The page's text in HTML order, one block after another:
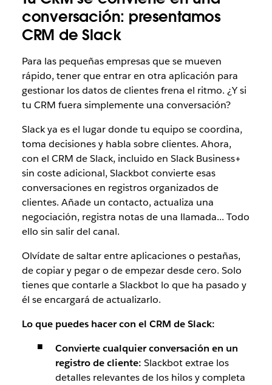
conversación: presentamos
CRM de Slack
Para las pequeñas empresas que se mueven
rápido, tener que entrar en otra aplicación para
gestionar los datos de clientes frena el ritmo. ¿Y si
tu CRM fuera simplemente una conversación?
Slack ya es el lugar donde tu equipo se coordina,
toma decisiones y habla sobre clientes. Ahora,
con el CRM de Slack, incluido en Slack Business+
sin coste adicional, Slackbot convierte esas
conversaciones en registros organizados de
clientes. Añade un contacto, actualiza una
negociación, registra notas de una llamada... Todo
ello sin salir del canal.
Olvídate de saltar entre aplicaciones o pestañas,
de copiar y pegar o de empezar desde cero. Solo
tienes que contarle a Slackbot lo que ha pasado y
él se encargará de actualizarlo.
Lo que puedes hacer con el CRM de Slack:
Convierte cualquier conversación en un
registro de cliente: Slackbot extrae los
detalles relevantes de los hilos y completa